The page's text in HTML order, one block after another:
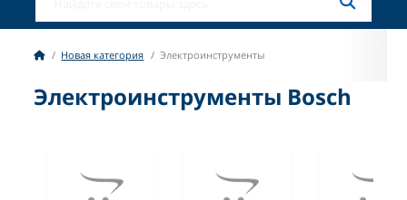
Новая категория Электроинструменты
Электроинструменты Bosch